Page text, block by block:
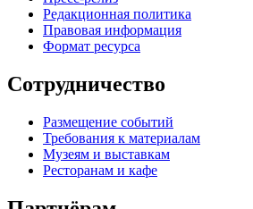
Редакционная политика
Правовая информация
Формат ресурса
Сотрудничество
Размещение событий
Требования к материалам
Музеям и выставкам
Ресторанам и кафе